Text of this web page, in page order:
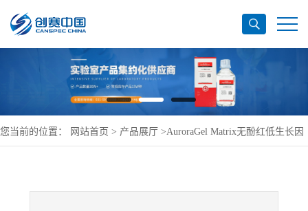
您当前的位置： 网站首页 > 产品展厅 >AuroraGel Matrix无酚红低生长因